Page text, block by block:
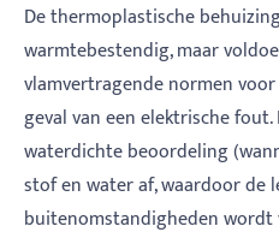
De thermoplastische
warmtebestendig, maar
vlamvertragende normen
geval van een elektrische
waterdichte beoordeling
stof en water af, waardoor de
buitenomstandigheden wordt